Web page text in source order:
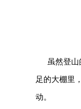
虽然登山
足的大棚里
动。